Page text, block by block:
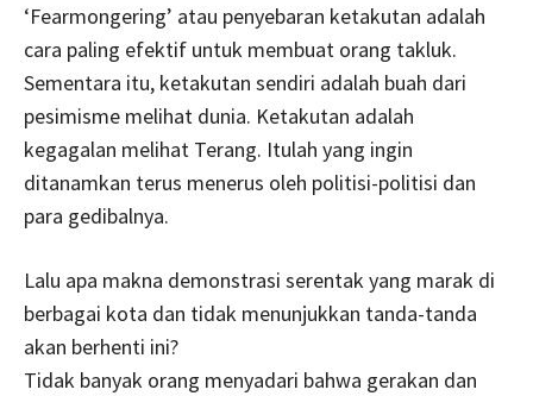
‘Fearmongering’ atau penyebaran ketakutan adalah
cara paling efektif untuk membuat orang takluk.
Sementara itu, ketakutan sendiri adalah buah dari
pesimisme melihat dunia. Ketakutan adalah
kegagalan melihat Terang. Itulah yang ingin
ditanamkan terus menerus oleh politisi-politisi dan
para gedibalnya.
Lalu apa makna demonstrasi serentak yang marak di
berbagai kota dan tidak menunjukkan tanda-tanda
akan berhenti ini?
Tidak banyak orang menyadari bahwa gerakan dan